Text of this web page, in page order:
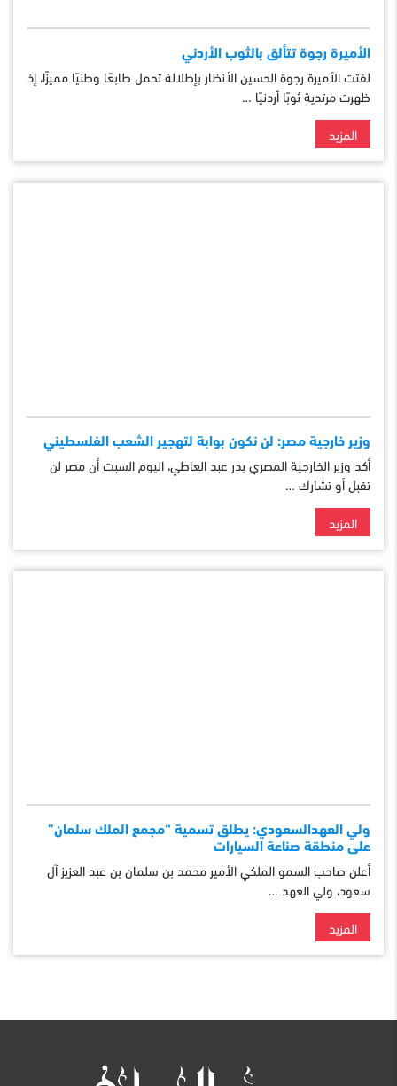
الأميرة رجوة تتألق بالثوب الأردني
لفتت الأميرة رجوة الحسين الأنظار بإطلالة تحمل طابعًا وطنيًا مميزًا، إذ
ظهرت مرتدية ثوبًا أردنيًا …
المزيد
وزير خارجية مصر: لن نكون بوابة لتهجير الشعب الفلسطيني
أكد وزير الخارجية المصري بدر عبد العاطي، اليوم السبت أن مصر لن
تقبل أو تشارك …
المزيد
ولي العهدالسعودي: يطلق تسمية “مجمع الملك سلمان”
على منطقة صناعة السيارات
أعلن صاحب السمو الملكي الأمير محمد بن سلمان بن عبد العزيز آل
سعود، ولي العهد …
المزيد